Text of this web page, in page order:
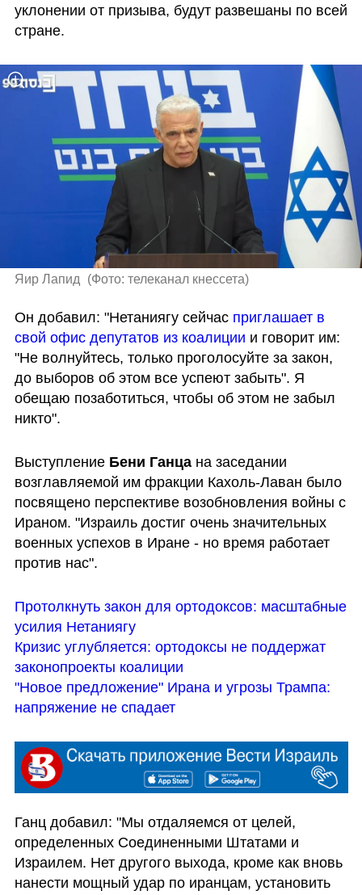
уклонении от призыва, будут развешаны по всей
стране.
Яир Лапид (Фото: телеканал кнессета)
Он добавил: "Нетаниягу сейчас приглашает в
свой офис депутатов из коалиции и говорит им:
"Не волнуйтесь, только проголосуйте за закон,
до выборов об этом все успеют забыть". Я
обещаю позаботиться, чтобы об этом не забыл
никто".
Выступление Бени Ганца на заседании
возглавляемой им фракции Кахоль-Лаван было
посвящено перспективе возобновления войны с
Ираном. "Израиль достиг очень значительных
военных успехов в Иране - но время работает
против нас".
Протолкнуть закон для ортодоксов: масштабные
усилия Нетаниягу
Кризис углубляется: ортодоксы не поддержат
законопроекты коалиции
"Новое предложение" Ирана и угрозы Трампа:
напряжение не спадает
Ганц добавил: "Мы отдаляемся от целей,
определенных Соединенными Штатами и
Израилем. Нет другого выхода, кроме как вновь
нанести мощный удар по иранцам, установить